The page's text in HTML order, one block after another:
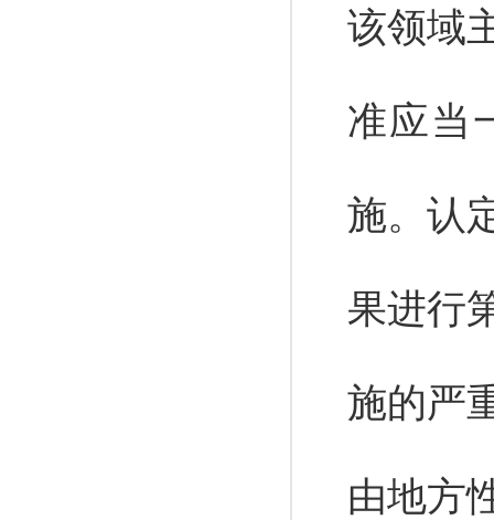
该领域
准应当
施。认
果进行
施的严
由地方